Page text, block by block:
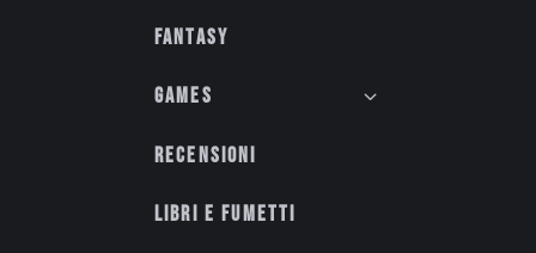
Fantasy
Games
Recensioni
Libri e fumetti